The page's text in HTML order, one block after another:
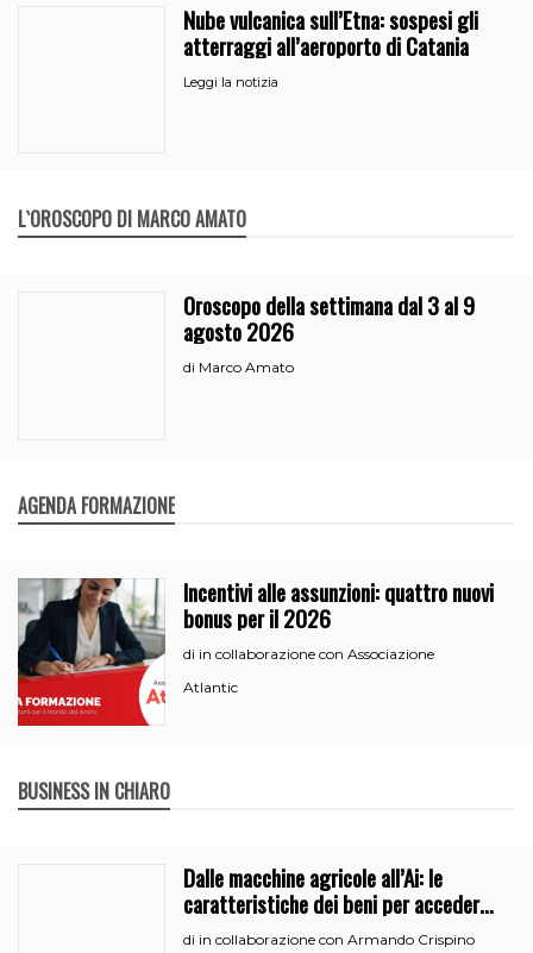
Nube vulcanica sull’Etna: sospesi gli
atterraggi all’aeroporto di Catania
Leggi la notizia
L`OROSCOPO DI MARCO AMATO
Oroscopo della settimana dal 3 al 9
agosto 2026
di Marco Amato
AGENDA FORMAZIONE
Incentivi alle assunzioni: quattro nuovi
bonus per il 2026
di in collaborazione con Associazione
Atlantic
BUSINESS IN CHIARO
Dalle macchine agricole all’Ai: le
caratteristiche dei beni per accedere
all’iperammortamento
di in collaborazione con Armando Crispino